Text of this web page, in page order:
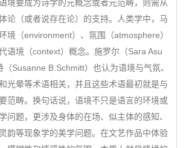
境要成为诗学的元概念或者元范畴，则需从
论（或者说存在论）的支持。人类学中，马
境（environment）、氛围（atmosphere）
语境（context）概念。施罗尔（Sara Asu
Susanne B.Schmitt）也认为语境与气氛、
光晕等术语相关，并且这些术语最初就是与
范畴。换句话说，语境不只是语言的环境或
问题，更涉及身体的在场、似主体的感知、
韵等现象学的美学问题。在文艺作品中体验